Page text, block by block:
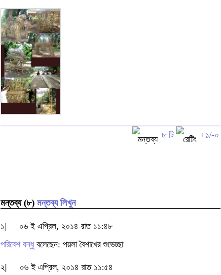
৮ টি +১/-০
মন্তব্য (৮) মন্তব্য লিখুন
১|
০৬ ই এপ্রিল, ২০১৪ রাত ১১:৪৮
পরিবেশ বন্ধুবলেছেন: পয়লা বৈশাখের শুভেচ্ছা
২| ০৬ ই এপ্রিল, ২০১৪ রাত ১১:৫৪